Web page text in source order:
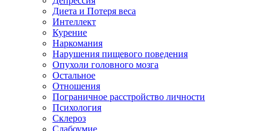
Диета и Потеря веса
Интеллект
Курение
Наркомания
Нарушения пищевого поведения
Опухоли головного мозга
Остальное
Отношения
Пограничное расстройство личности
Психология
Склероз
Слабоумие